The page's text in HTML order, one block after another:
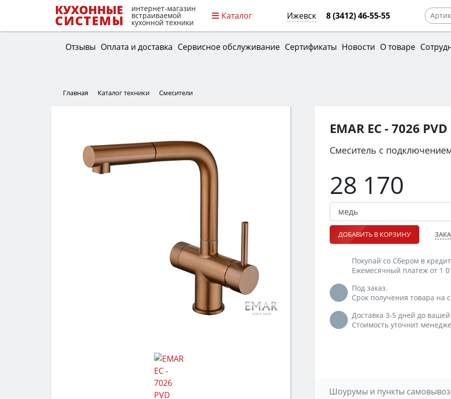
интернет-магазин
встраиваемой
кухонной техники
Каталог Ижевск 8 (3412) 46-55-55
Отзывы Оплата и доставка Сервисное обслуживание Сертификаты Новости О товаре
Главная Каталог техники Смесители
EMAR ЕС - 7026 PVD
Смеситель с
28 170
ДОБАВИТЬ В КОРЗИНУ
Покупай со Сбером в
Ежемесячный платеж от 1
Под заказ.
Срок получения товара на
Доставка 3-5 дней до
Стоимость уточнит
Шоурумы и пункты